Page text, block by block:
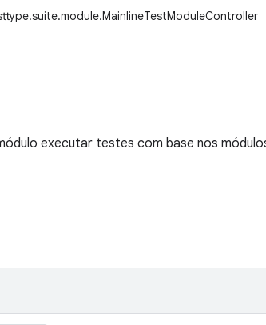
executar testes com base nos